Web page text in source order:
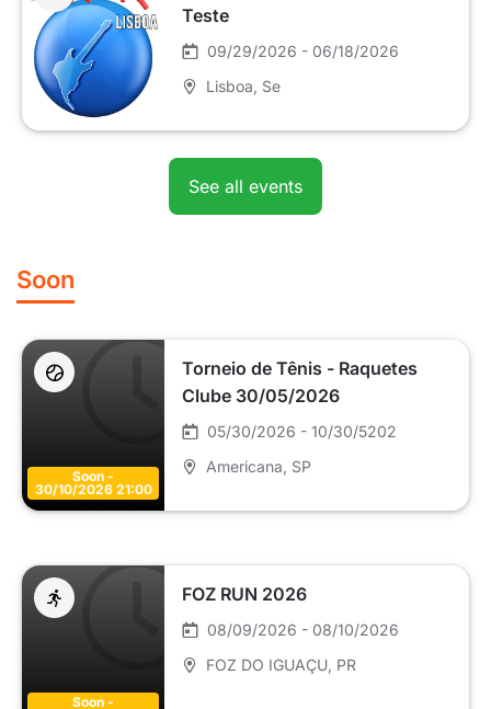
Teste
09/29/2026 - 06/18/2026
Lisboa , Se
See all events
Soon
Soon -
30/10/2026 21:00
Torneio de Tênis - Raquetes
Clube 30/05/2026
05/30/2026 - 10/30/5202
Americana , SP
Soon -
FOZ RUN 2026
08/09/2026 - 08/10/2026
FOZ DO IGUAÇU , PR